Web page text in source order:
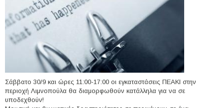
Σάββατο 30/9 και ώρες 11:00-17:00 οι εγκαταστάσεις ΠΕΑΚΙ στην
περιοχή Λιμνοπούλα θα διαμορφωθούν κατάλληλα για να σε
υποδεχθούν!